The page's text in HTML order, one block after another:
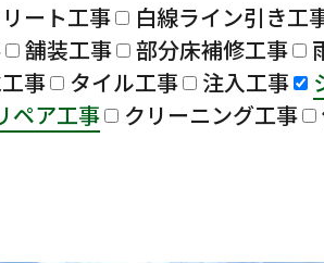
ート工事 白線ライン引き工
舗装工事 部分床補修工事
事 タイル工事 注入工事
ペア工事 クリーニング工事